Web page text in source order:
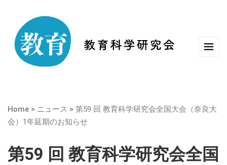
Home > ニュース > 第59 回 教育科学研究会全国大会（奈良大
会）1年延期のお知らせ
第59 回 教育科学研究会全国